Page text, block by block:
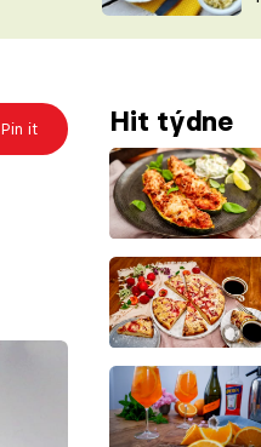
ŠÉFREDAKTORKY
ČASOPIS
Pin it Hit týdne